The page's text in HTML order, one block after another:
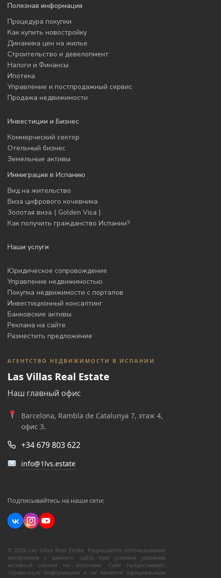
Полезная информация
Процедура покупки
Как купить новостройку
Динамика цен на жилье
Строительство и девелопмент
Налоги и Финансы
Ипотека
Управление и постпродажный сервис
Продажа недвижимости
Инвестиции и Бизнес
Коммерческий сектор
Отельный бизнес
Земельные активы
Иммиграция в Испанию
Вид на жительство
Виза цифрового кочевника
Золотая виза ( Golden Visa )
Как получить гражданство Испании?
Наши услуги
Юридическое сопровождение
Управление недвижимостью
Покупка недвижимости с порталов
Инвестиционный консалтинг
Банковские активы
Реклама на сайте
Разместить предложение
АГЕНТСТВО НЕДВИЖИМОСТИ В ИСПАНИИ
Las Villas Real Estate
Наш главный офис
Barcelona, Rambla de Catalunya 7, этаж 4,
офис 3.
+34 679 803 622
info@1lvs.estate
Подписывайтесь на наши сети:
© 2026 Las Villas Real Estate. Разрешается использование
материалов с данного сайта при условии указания
активной ссылки на источник. Сайт предоставляет
справочную информацию и не является официальным